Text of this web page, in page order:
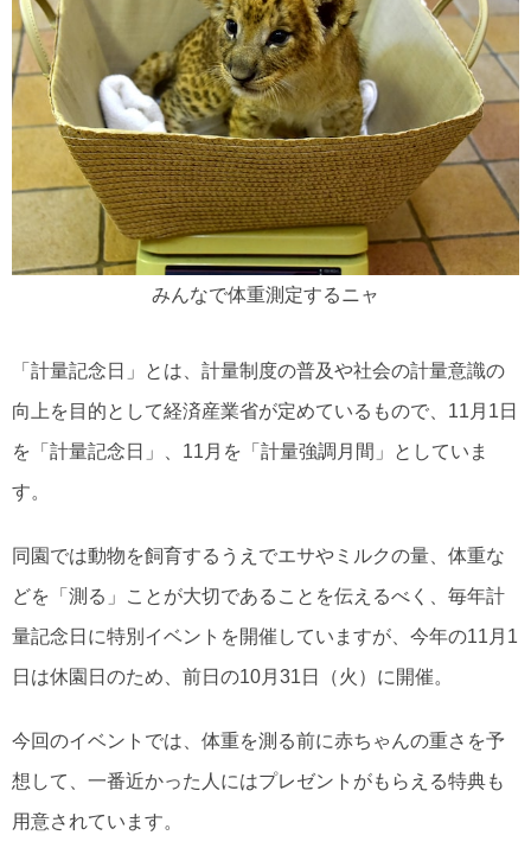
みんなで体重測定するニャ
「計量記念日」とは、計量制度の普及や社会の計量意識の
向上を目的として経済産業省が定めているもので、11月1日
を「計量記念日」、11月を「計量強調月間」としていま
す。
同園では動物を飼育するうえでエサやミルクの量、体重な
どを「測る」ことが大切であることを伝えるべく、毎年計
量記念日に特別イベントを開催していますが、今年の11月1
日は休園日のため、前日の10月31日（火）に開催。
今回のイベントでは、体重を測る前に赤ちゃんの重さを予
想して、一番近かった人にはプレゼントがもらえる特典も
用意されています。